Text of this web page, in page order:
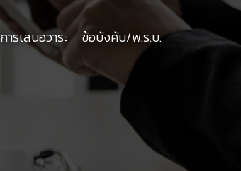
การเสนอวาระ ข้อบังคับ/พ.ร.บ.